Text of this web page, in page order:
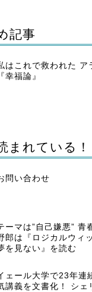
記事
はこれで救われた ア
『幸福論』
まれている！
問い合わせ
ーマは”自己嫌悪” 青
郎は『ロジカルウィ
を見ない』を読む
ェール大学で23年連
講義を文書化！ シェ